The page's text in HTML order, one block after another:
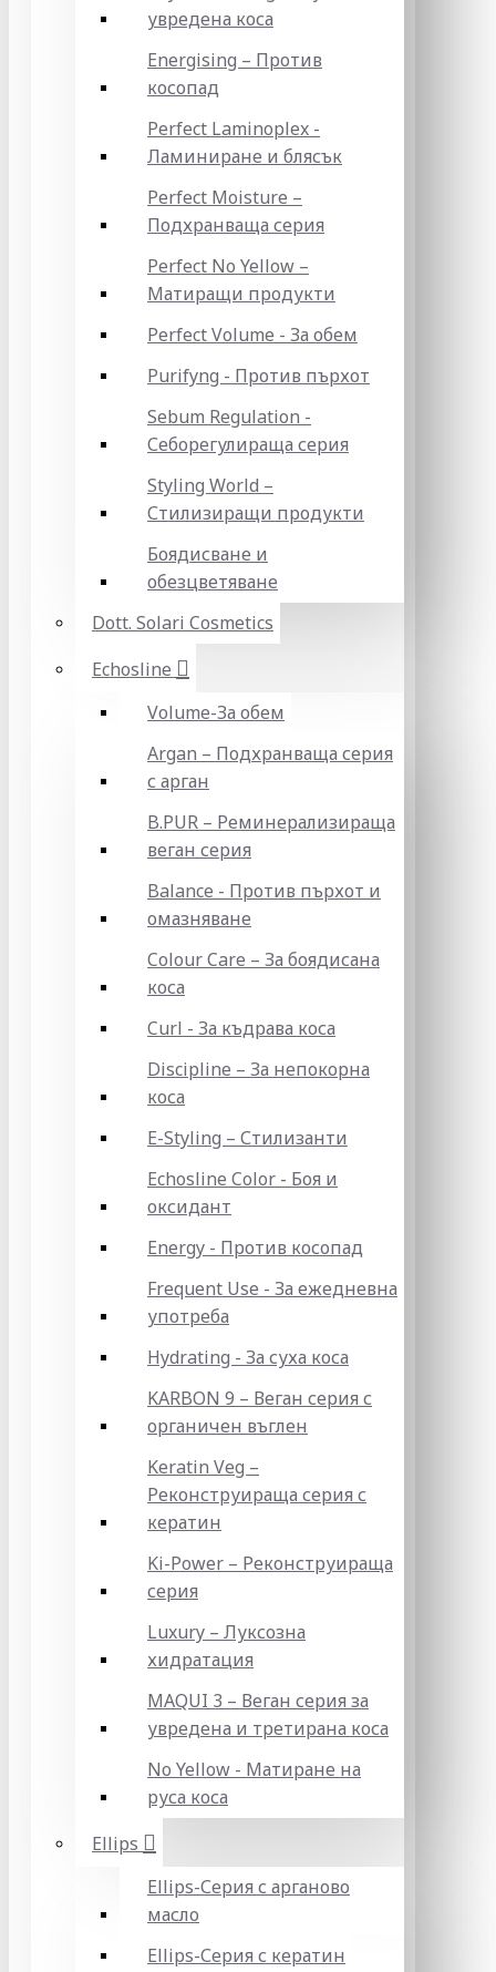
увредена коса
Energising – Против
косопад
Perfect Laminoplex -
Ламиниране и блясък
Perfect Moisture –
Подхранваща серия
Perfect No Yellow –
Матиращи продукти
Perfect Volume - За обем
Purifyng - Против пърхот
Sebum Regulation -
Себорегулираща серия
Styling World –
Стилизиращи продукти
Боядисване и
обезцветяване
Dott. Solari Cosmetics
Echosline
Volume-За обем
Argan – Подхранваща серия
с арган
B.PUR – Реминерализираща
веган серия
Balance - Против пърхот и
омазняване
Colour Care – За боядисана
коса
Curl - За къдрава коса
Discipline – За непокорна
коса
E-Styling – Стилизанти
Echosline Color - Боя и
оксидант
Energy - Против косопад
Frequent Use - За ежедневна
употреба
Hydrating - За суха коса
KARBON 9 – Веган серия с
органичен въглен
Keratin Veg –
Реконструираща серия с
кератин
Ki-Power – Реконструираща
серия
Luxury – Луксозна
хидратация
MAQUI 3 – Веган серия за
увредена и третирана коса
No Yellow - Матиране на
руса коса
Ellips
Ellips-Серия с арганово
масло
Ellips-Серия с кератин